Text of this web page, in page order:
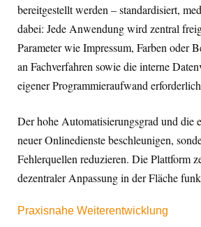
bereitgestellt werden – standardisiert,
dabei: Jede Anwendung wird zentral
Parameter wie Impressum, Farben oder
an Fachverfahren sowie die interne
eigener Programmieraufwand
Der hohe Automatisierungsgrad und
neuer Onlinedienste beschleunigen,
Fehlerquellen reduzieren. Die Plattform
dezentraler Anpassung in der Fläche
Praxisnahe Weiterentwicklung